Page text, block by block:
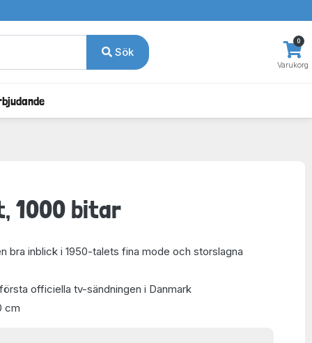
Sök
Varukorg
0
1000 bitar
bra inblick i 1950-talets fina mode och storslagna
officiella tv-sändningen i Danmark
cm